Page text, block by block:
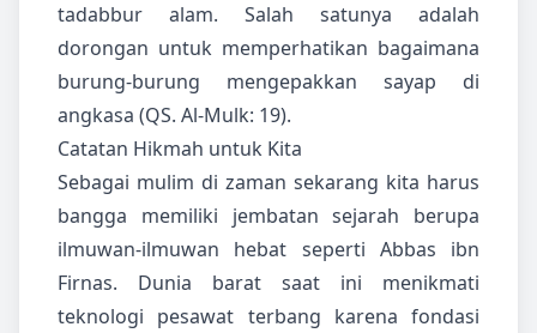
tadabbur alam. Salah satunya adalah
dorongan untuk memperhatikan bagaimana
burung-burung mengepakkan sayap di
angkasa (QS. Al-Mulk: 19).
Catatan Hikmah untuk Kita
Sebagai mulim di zaman sekarang kita harus
bangga memiliki jembatan sejarah berupa
ilmuwan-ilmuwan hebat seperti Abbas ibn
Firnas. Dunia barat saat ini menikmati
teknologi pesawat terbang karena fondasi